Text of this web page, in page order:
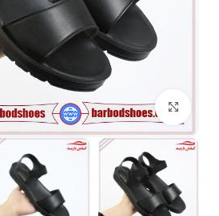
بزرگنمایی تصویر